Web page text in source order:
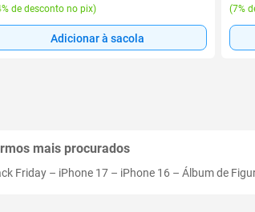
de desconto no pix)
Adicionar à sacola
(7%
mais procurados
Friday – iPhone 17 – iPhone 16 – Álbum de